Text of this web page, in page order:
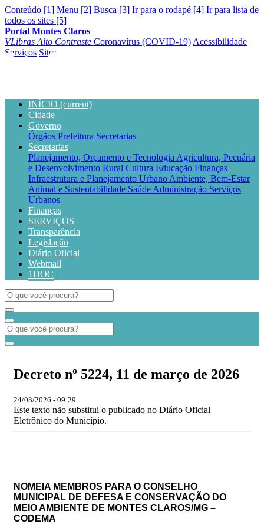
Conteúdo [1] Menu [2] Busca [3] Ir para o rodapé [4] Ir para lista de
todos os sites [5]
Portal Montes Claros
VLibras Alto Contraste Coronavírus (COVID-19) Acessibilidade
Serviços Sites
INÍCIO (current)
Cidade
Governo
Órgãos Prefeitura Secretarias
Secretarias
Planejamento, Orçamento e Tecnologia Agricultura, Pecuária
e Desenvolvimento Rural Cultura Educação Finanças
Infraestrutura e Planejamento Urbano Ambiente, Bem-Estar
Animal e Sustentabilidade Saúde Administração Serviços
Urbanos
Finanças
SERVIÇOS
Transparência
Legislação
Diário Oficial
Webmail
1DOC
Decreto nº 5224, 11 de março de 2026
24/03/2026 - 09:29
Este texto não substitui o publicado no Diário Oficial
Eletrônico do Município.
NOMEIA MEMBROS PARA O CONSELHO
MUNICIPAL DE DEFESA E CONSERVAÇÃO DO
MEIO AMBIENTE DE MONTES CLAROS/MG –
CODEMA